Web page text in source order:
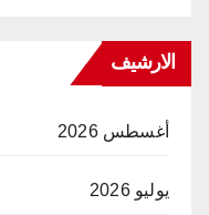
الارشيف
أغسطس 2026
يوليو 2026